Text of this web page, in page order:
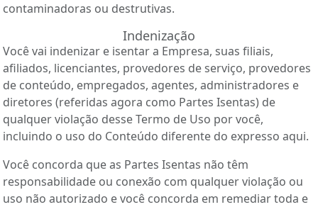
contaminadoras ou destrutivas.
Indenização
Você vai indenizar e isentar a Empresa, suas filiais,
afiliados, licenciantes, provedores de serviço, provedores
de conteúdo, empregados, agentes, administradores e
diretores (referidas agora como Partes Isentas) de
qualquer violação desse Termo de Uso por você,
incluindo o uso do Conteúdo diferente do expresso aqui.
Você concorda que as Partes Isentas não têm
responsabilidade ou conexão com qualquer violação ou
uso não autorizado e você concorda em remediar toda e